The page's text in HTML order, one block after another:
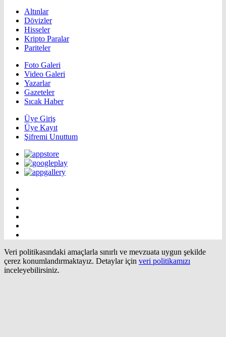
Altınlar
Dövizler
Hisseler
Kripto Paralar
Pariteler
Foto Galeri
Video Galeri
Yazarlar
Gazeteler
Sıcak Haber
Üye Giriş
Üye Kayıt
Şifremi Unuttum
Veri politikasındaki amaçlarla sınırlı ve mevzuata uygun şekilde
çerez konumlandırmaktayız. Detaylar için veri politikamızı
inceleyebilirsiniz.